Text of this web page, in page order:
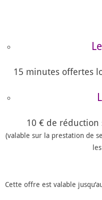
15 minutes offertes
10 € de réduction
(valable sur la prestation de
Cette offre est valable